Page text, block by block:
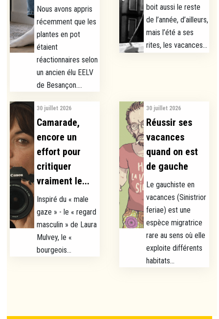
Nous avons appris
récemment que les
plantes en pot
étaient
réactionnaires selon
un ancien élu EELV
de Besançon....
boit aussi le reste
de l’année, d’ailleurs,
mais l’été a ses
rites, les vacances...
30 juillet 2026
Camarade,
encore un
effort pour
critiquer
vraiment le...
Inspiré du « male
gaze » - le « regard
masculin » de Laura
Mulvey, le «
bourgeois...
30 juillet 2026
Réussir ses
vacances
quand on est
de gauche
Le gauchiste en
vacances (Sinistrior
feriae) est une
espèce migratrice
rare au sens où elle
exploite différents
habitats...